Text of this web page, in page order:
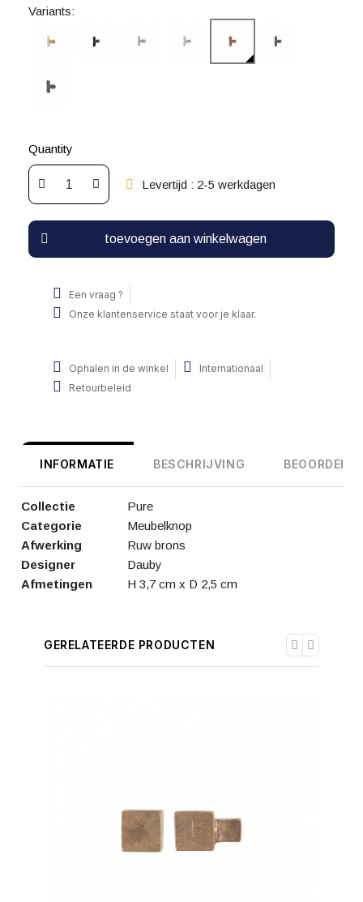
Variants:
Quantity
Levertijd : 2-5 werkdagen
toevoegen aan winkelwagen
Een vraag ?
Onze klantenservice staat voor je klaar.
Ophalen in de winkel
Internationaal
Retourbeleid
INFORMATIE BESCHRIJVING
Collectie
Pure
Categorie
Meubelknop
Afwerking
Ruw brons
Designer
Dauby
Afmetingen
H 3,7 cm x D 2,5 cm
GERELATEERDE PRODUCTEN